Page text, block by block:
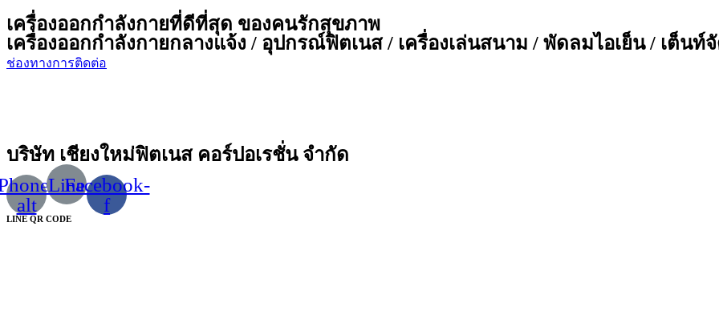
เครื่องออกกำลังกายที่ดีที่สุด ของคนรักสุขภาพ
เครื่องออกกำลังกายกลางแจ้ง / อุปกรณ์ฟิตเนส / เครื่องเล่นสนาม / พัดลมไอเย็น / เต็นท์
ช่องทางการติดต่อ
บริษัท เชียงใหม่ฟิตเนส คอร์ปอเรชั่น จำกัด
alt
Line
Facebook-
f
LINE QR CODE